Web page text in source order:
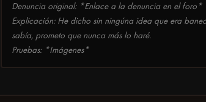
Denuncia original: *Enlace a la denuncia en el foro*
Explicación: He dicho sin ningúna idea que era
sabía, prometo que nunca más lo haré.
Pruebas: *Imágenes*